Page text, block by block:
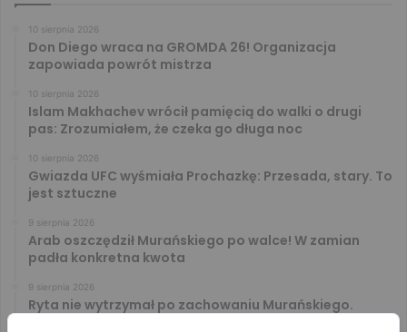
10 sierpnia 2026
Don Diego wraca na GROMDA 26! Organizacja
zapowiada powrót mistrza
10 sierpnia 2026
Islam Makhachev wrócił pamięcią do walki o drugi
pas: Zrozumiałem, że czeka go długa noc
10 sierpnia 2026
Gwiazda UFC wyśmiała Prochazkę: Przesada, stary. To
jest sztuczne
9 sierpnia 2026
Arab oszczędził Murańskiego po walce! W zamian
padła konkretna kwota
9 sierpnia 2026
Ryta nie wytrzymał po zachowaniu Murańskiego.